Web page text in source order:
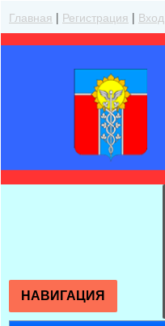
Главная | Регистрация | Вход
НАВИГАЦИЯ